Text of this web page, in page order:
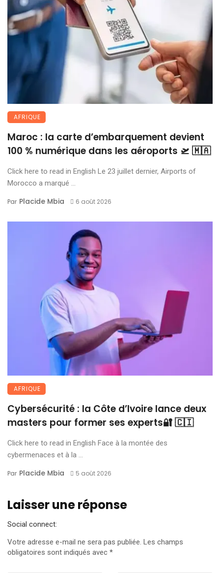
AFRIQUE
Maroc : la carte d’embarquement devient
100 % numérique dans les aéroports 🛫 🇲🇦
Click here to read in English Le 23 juillet dernier, Airports of
Morocco a marqué ...
Par Placide Mbia 6 août 2026
AFRIQUE
Cybersécurité : la Côte d’Ivoire lance deux
masters pour former ses experts🔐 🇨🇮
Click here to read in English Face à la montée des
cybermenaces et à la ...
Par Placide Mbia 5 août 2026
Laisser une réponse
Social connect:
Votre adresse e-mail ne sera pas publiée. Les champs
obligatoires sont indiqués avec *